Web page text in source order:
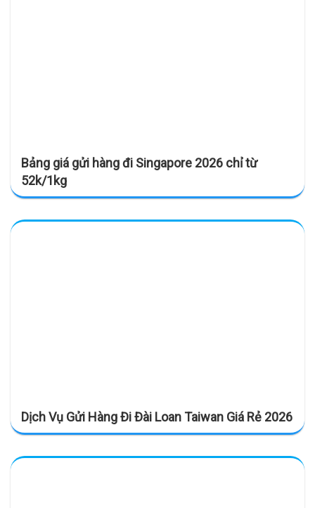
Bảng giá gửi hàng đi Singapore 2026 chỉ từ
52k/1kg
Dịch Vụ Gửi Hàng Đi Đài Loan Taiwan Giá Rẻ 2026